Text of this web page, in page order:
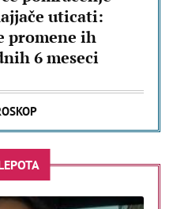
uticati:
promene ih
6 meseci